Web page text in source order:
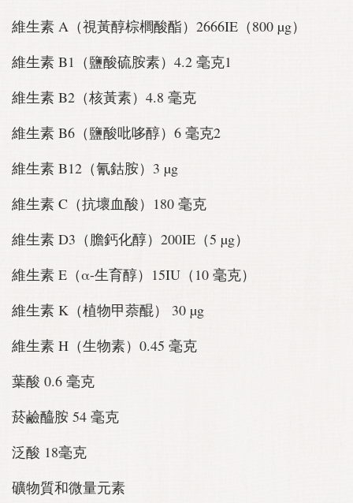
維生素 A（視黃醇棕櫚酸酯）2666IE（800 µg）
維生素 B1（鹽酸硫胺素）4.2 毫克1
維生素 B2（核黃素）4.8 毫克
維生素 B6（鹽酸吡哆醇）6 毫克2
維生素 B12（氰鈷胺）3 µg
維生素 C（抗壞血酸）180 毫克
維生素 D3（膽鈣化醇）200IE（5 µg）
維生素 E（α-生育醇）15IU（10 毫克）
維生素 K（植物甲萘醌） 30 µg
維生素 H（生物素）0.45 毫克
葉酸 0.6 毫克
菸鹼醯胺 54 毫克
泛酸 18毫克
礦物質和微量元素